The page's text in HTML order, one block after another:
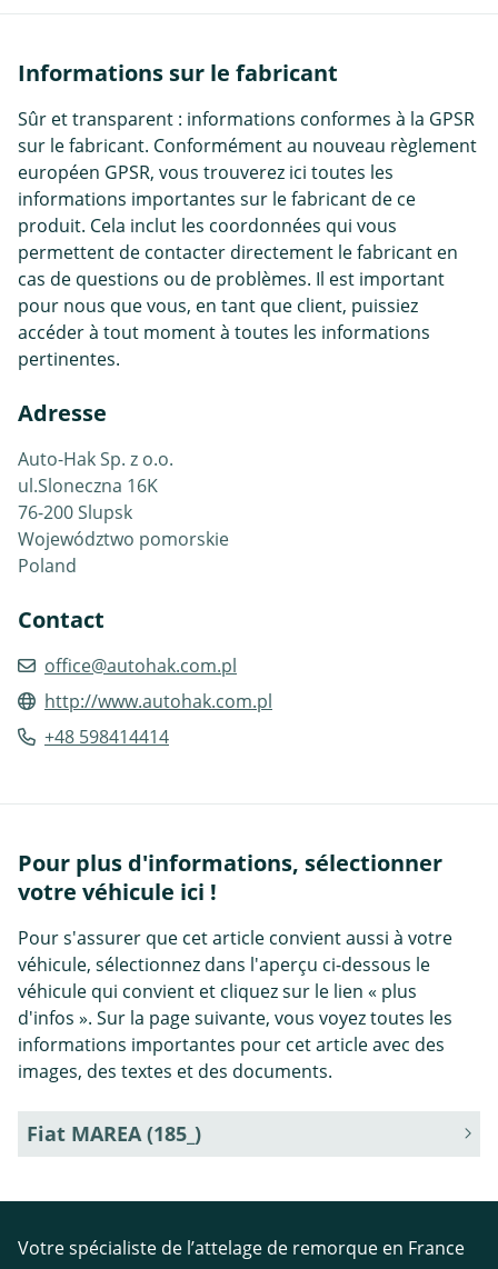
Informations sur le fabricant
Sûr et transparent : informations conformes à la GPSR
sur le fabricant. Conformément au nouveau règlement
européen GPSR, vous trouverez ici toutes les
informations importantes sur le fabricant de ce
produit. Cela inclut les coordonnées qui vous
permettent de contacter directement le fabricant en
cas de questions ou de problèmes. Il est important
pour nous que vous, en tant que client, puissiez
accéder à tout moment à toutes les informations
pertinentes.
Adresse
Auto-Hak Sp. z o.o.
ul.Sloneczna 16K
76-200 Slupsk
Województwo pomorskie
Poland
Contact
office@autohak.com.pl
http://www.autohak.com.pl
+48 598414414
Pour plus d'informations, sélectionner
votre véhicule ici !
Pour s'assurer que cet article convient aussi à votre
véhicule, sélectionnez dans l'aperçu ci-dessous le
véhicule qui convient et cliquez sur le lien « plus
d'infos ». Sur la page suivante, vous voyez toutes les
informations importantes pour cet article avec des
images, des textes et des documents.
Fiat MAREA (185_)
Votre spécialiste de l’attelage de remorque en France